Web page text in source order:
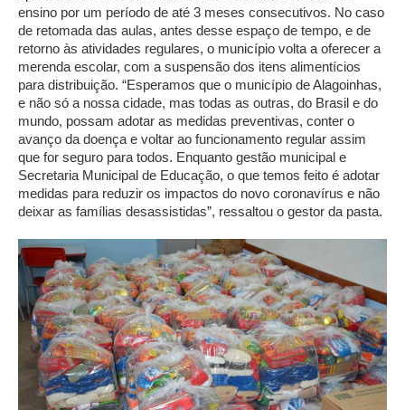
ensino por um período de até 3 meses consecutivos. No caso
de retomada das aulas, antes desse espaço de tempo, e de
retorno às atividades regulares, o município volta a oferecer a
merenda escolar, com a suspensão dos itens alimentícios
para distribuição. “Esperamos que o município de Alagoinhas,
e não só a nossa cidade, mas todas as outras, do Brasil e do
mundo, possam adotar as medidas preventivas, conter o
avanço da doença e voltar ao funcionamento regular assim
que for seguro para todos. Enquanto gestão municipal e
Secretaria Municipal de Educação, o que temos feito é adotar
medidas para reduzir os impactos do novo coronavírus e não
deixar as famílias desassistidas”, ressaltou o gestor da pasta.